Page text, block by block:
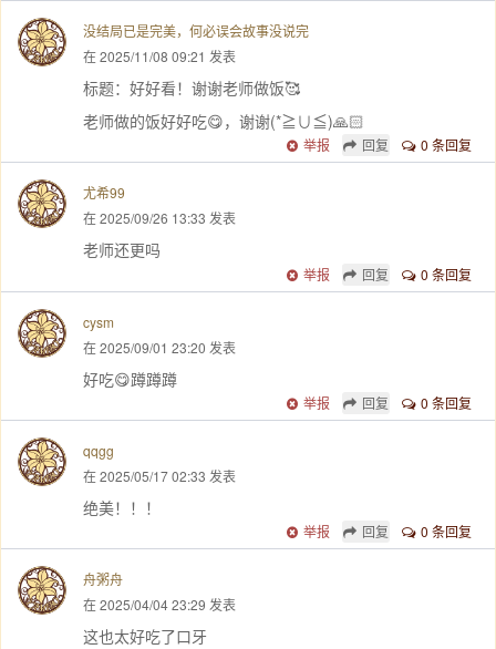
没结局已是完美，何必误会故事没说完
在 2025/11/08 09:21 发表
标题：好好看！谢谢老师做饭🥰
老师做的饭好好吃😋，谢谢(*≧∪≦)🙏🏻
0 条回复
回复
举报
尤希99
在 2025/09/26 13:33 发表
老师还更吗
0 条回复
回复
举报
cysm
在 2025/09/01 23:20 发表
好吃😋蹲蹲蹲
0 条回复
回复
举报
qqgg
在 2025/05/17 02:33 发表
绝美！！！
0 条回复
回复
举报
舟粥舟
在 2025/04/04 23:29 发表
这也太好吃了口牙